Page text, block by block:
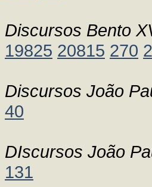
Discursos Bento
19825 20815 270
Discursos João
40
DIscursos João
131